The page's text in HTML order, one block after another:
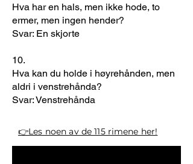
Hva har en hals, men ikke hode, to
ermer, men ingen hender?
Svar: En skjorte
10.
Hva kan du holde i høyrehånden, men
aldri i venstrehånda?
Svar: Venstrehånda
👉Les noen av de 115 rimene her!